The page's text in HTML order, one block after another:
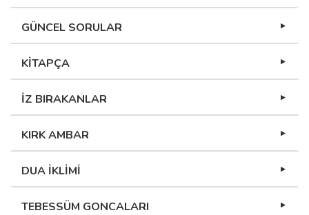
GÜNCEL SORULAR
KİTAPÇA
İZ BIRAKANLAR
KIRK AMBAR
DUA İKLİMİ
TEBESSÜM GONCALARI